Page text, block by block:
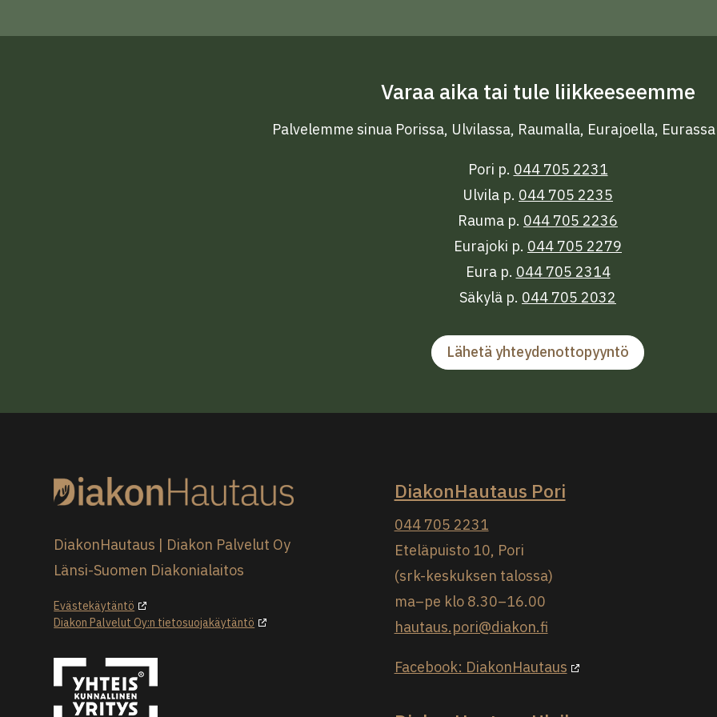
Varaa aika tai tule liikkeeseemme
Palvelemme sinua Porissa, Ulvilassa, Raumalla, Eurajoella,
Pori p. 044 705 2231
Ulvila p. 044 705 2235
Rauma p. 044 705 2236
Eurajoki p. 044 705 2279
Eura p. 044 705 2314
Säkylä p. 044 705 2032
Lähetä yhteydenottopyyntö
DiakonHautaus | Diakon Palvelut Oy
Länsi-Suomen Diakonialaitos
Evästekäytäntö
Diakon Palvelut Oy:n tietosuojakäytäntö
DiakonHautaus Pori
044 705 2231
Eteläpuisto 10, Pori
(srk-keskuksen talossa)
ma–pe klo 8.30–16.00
hautaus.pori@diakon.fi
Facebook: DiakonHautaus